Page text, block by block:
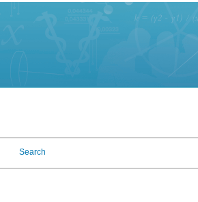
Search